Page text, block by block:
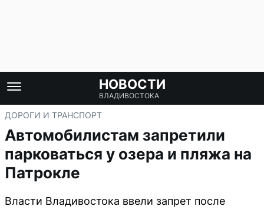
НОВОСТИ
ВЛАДИВОСТОКА
ДОРОГИ И ТРАНСПОРТ
Автомобилистам запретили
парковаться у озера и пляжа на
Патрокле
Власти Владивостока ввели запрет после